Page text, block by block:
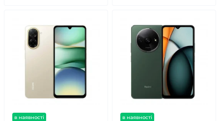
в наявності в наявності